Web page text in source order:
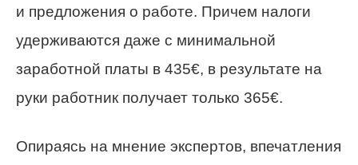
и предложения о работе. Причем налоги
удерживаются даже с минимальной
заработной платы в 435€, в результате на
руки работник получает только 365€.
Опираясь на мнение экспертов, впечатления